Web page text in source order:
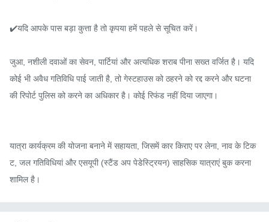
✔️यदि आपके पास बड़ा कुत्ता है तो कृपया हमें पहले से सूचित करें।
जुआ, नशीली दवाओं का सेवन, पार्टियां और अत्यधिक शराब पीना सख्त वर्जित है। यदि
कोई भी अवैध गतिविधि पाई जाती है, तो गेस्टहाउस को ठहरने को रद्द करने और घटना
की रिपोर्ट पुलिस को करने का अधिकार है। कोई रिफंड नहीं दिया जाएगा।
यात्रा कार्यक्रम की योजना बनाने में सहायता, जिसमें कार किराए पर लेना, नाव के टिक
ट, जल गतिविधियां और एसयूपी (स्टैंड अप पेडेस्ट्रियन) साहसिक यात्राएं बुक करना
शामिल है।